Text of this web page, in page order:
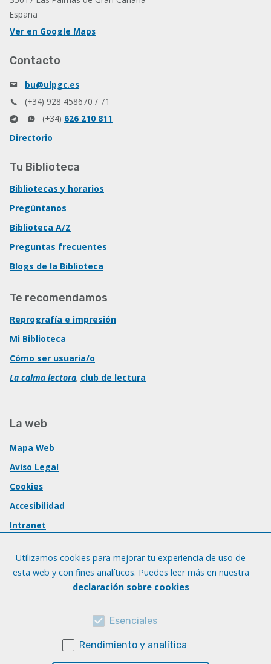
España
Ver en Google Maps
Contacto
bu@ulpgc.es
(+34) 928 458670 / 71
(+34) 626 210 811
Directorio
Tu Biblioteca
Bibliotecas y horarios
Pregúntanos
Biblioteca A/Z
Preguntas frecuentes
Blogs de la Biblioteca
Te recomendamos
Reprografía e impresión
Mi Biblioteca
Cómo ser usuaria/o
La calma lectora, club de lectura
La web
Mapa Web
Aviso Legal
Cookies
Accesibilidad
Intranet
Utilizamos cookies para mejorar tu experiencia de uso de
esta web y con fines analíticos. Puedes leer más en nuestra
declaración sobre cookies
Esenciales
Rendimiento y analítica